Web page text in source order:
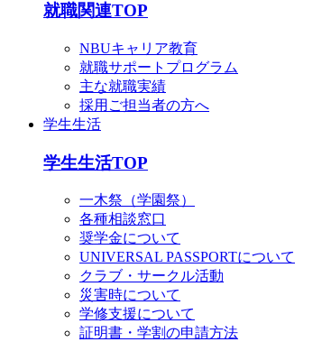
就職関連TOP
NBUキャリア教育
就職サポートプログラム
主な就職実績
採用ご担当者の方へ
学生生活
学生生活TOP
一木祭（学園祭）
各種相談窓口
奨学金について
UNIVERSAL PASSPORTについて
クラブ・サークル活動
災害時について
学修支援について
証明書・学割の申請方法